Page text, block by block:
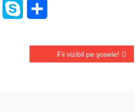
Skype
Fii vizibil pe şosele!